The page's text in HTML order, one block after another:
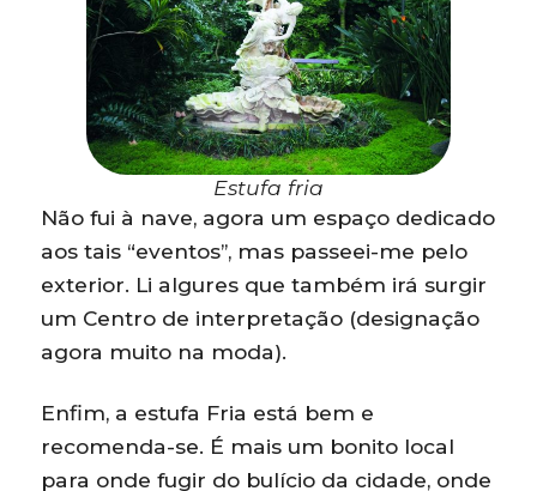
Estufa fria
Não fui à nave, agora um espaço dedicado
aos tais “eventos”, mas passeei-me pelo
exterior. Li algures que também irá surgir
um Centro de interpretação (designação
agora muito na moda).
Enfim, a estufa Fria está bem e
recomenda-se. É mais um bonito local
para onde fugir do bulício da cidade, onde